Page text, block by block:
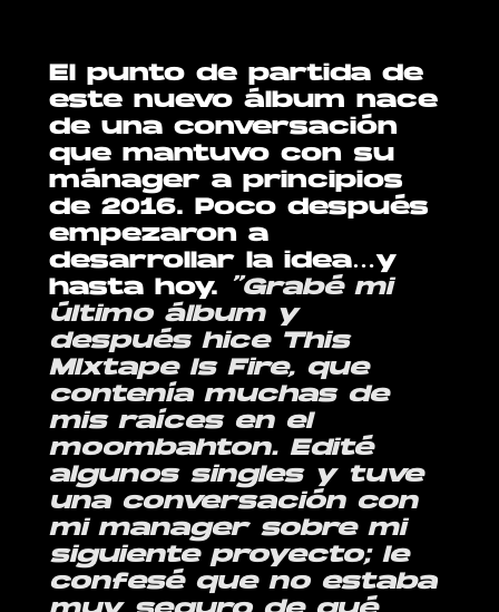
El punto de partida de
este nuevo álbum nace
de una conversación
que mantuvo con su
mánager a principios
de 2016. Poco después
empezaron a
desarrollar la idea…y
hasta hoy.
“Grabé mi
último álbum y
después hice This
MIxtape Is Fire, que
contenía muchas de
mis raíces en el
moombahton. Edité
algunos singles y tuve
una conversación con
mi manager sobre mi
siguiente proyecto; le
confesé que no estaba